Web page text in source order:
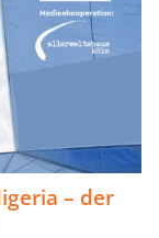
– der